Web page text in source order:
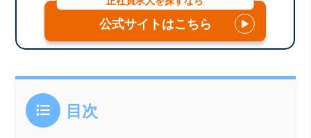
公式サイトはこちら ▶
目次